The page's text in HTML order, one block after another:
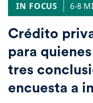
IN FOCUS 6-8
Crédito
para
tres
encuesta a